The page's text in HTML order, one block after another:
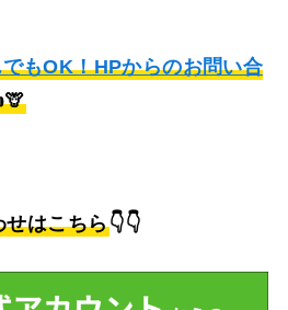
もOK！HPからのお問い合
せはこちら👇👇